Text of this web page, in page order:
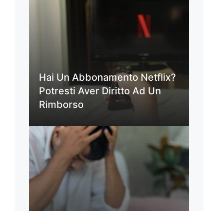
Hai Un Abbonamento Netflix?
Potresti Aver Diritto Ad Un
Rimborso